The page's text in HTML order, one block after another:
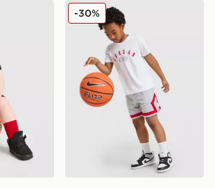
Diamond Maglia/Pantaloncino
Jordan Completo
-30%